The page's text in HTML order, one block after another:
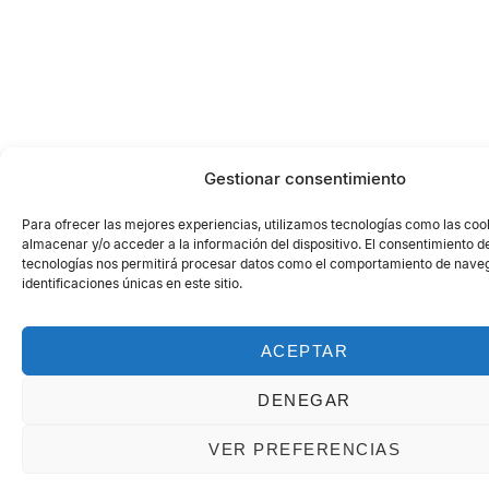
Gestionar consentimiento
Para ofrecer las mejores experiencias, utilizamos tecnologías como las
almacenar y/o acceder a la información del dispositivo. El consentimiento
tecnologías nos permitirá procesar datos como el comportamiento de
identificaciones únicas en este sitio.
ACEPTAR
DENEGAR
VER PREFERENCIAS